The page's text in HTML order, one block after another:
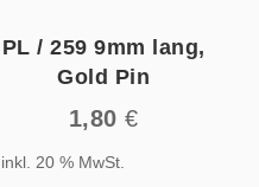
PL / 259 9mm lang,
Gold Pin
1,80€
inkl. 20 % MwSt.